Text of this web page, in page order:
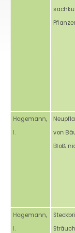
Hagemann,
I.
von
Bloß
Hagemann,
I.